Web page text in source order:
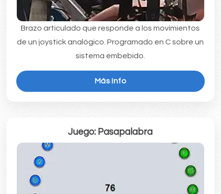
Brazo articulado que responde a los movimientos
de un joystick analógico. Programado en C sobre un
sistema embebido.
Más Info
Juego: Pasapalabra